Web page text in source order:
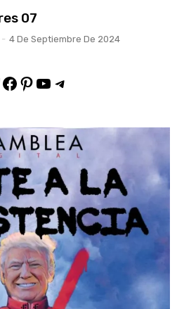
07
- 4 De Septiembre De 2024
Facebook
Pinterest
YouTube
Telegram